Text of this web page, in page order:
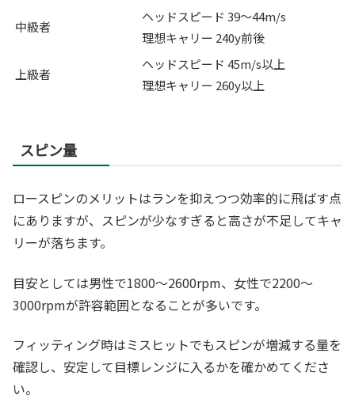
中級者
ヘッドスピード 39〜44m/s
理想キャリー 240y前後
上級者
ヘッドスピード 45m/s以上
理想キャリー 260y以上
スピン量
ロースピンのメリットはランを抑えつつ効率的に飛ばす点
にありますが、スピンが少なすぎると高さが不足してキャ
リーが落ちます。
目安としては男性で1800〜2600rpm、女性で2200〜
3000rpmが許容範囲となることが多いです。
フィッティング時はミスヒットでもスピンが増減する量を
確認し、安定して目標レンジに入るかを確かめてくださ
い。